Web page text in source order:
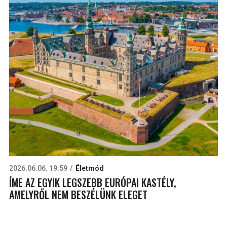
2026.06.06. 19:59 Életmód
ÍME AZ EGYIK LEGSZEBB EURÓPAI KASTÉLY,
AMELYRŐL NEM BESZÉLÜNK ELEGET